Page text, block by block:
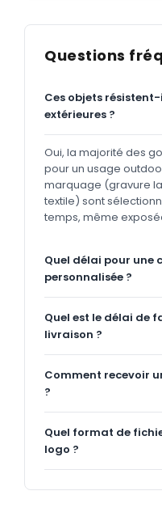
Questions
Ces objets
extérieures ?
Oui, la majorité des
pour un usage
marquage (gravure
textile) sont
temps, même
Quel délai pour une
personnalisée ?
Quel est le délai de
livraison ?
Comment recevoir
?
Quel format de
logo ?